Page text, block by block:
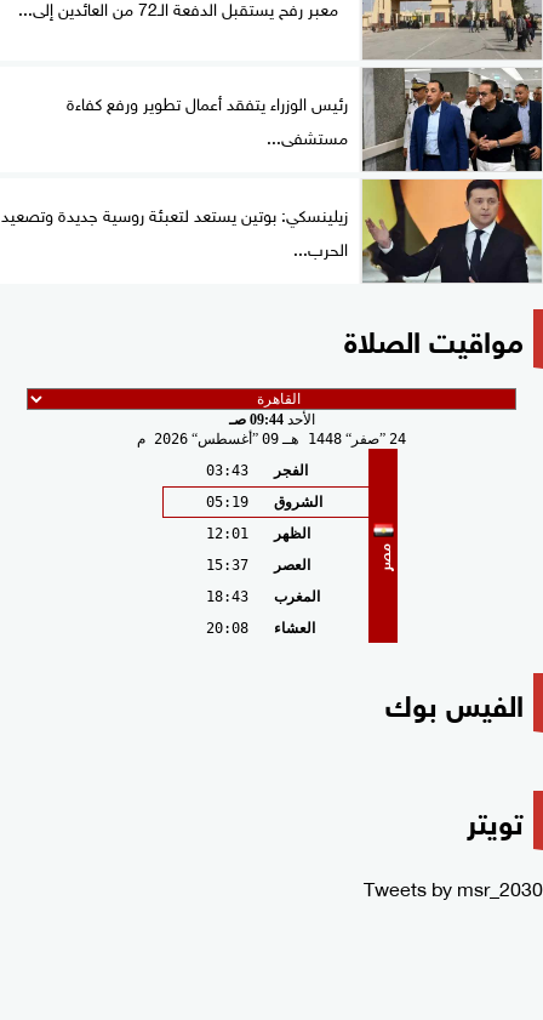
معبر رفح يستقبل الدفعة الـ72 من العائدين إلى...
رئيس الوزراء يتفقد أعمال تطوير ورفع كفاءة
مستشفى...
زيلينسكي: بوتين يستعد لتعبئة روسية جديدة وتصعيد
الحرب...
مواقيت الصلاة
الأحد09:44 صـ
24
صفر 1448 هـ 09 أغسطس 2026 م
مصر
الفجر
03:43
الشروق
05:19
الظهر
12:01
العصر
15:37
المغرب
18:43
العشاء
20:08
الفيس بوك
تويتر
Tweets by msr_2030